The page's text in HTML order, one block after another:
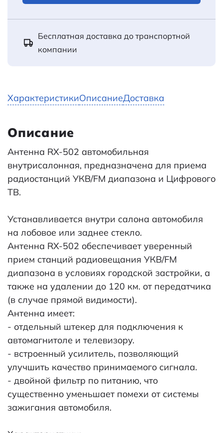
Бесплатная доставка до транспортной
компании
ХарактеристикиОписаниеДоставка
Описание
Антенна RX-502 автомобильная
внутрисалонная, предназначена для приема
радиостанций УКВ/FM диапазона и Цифрового
ТВ.
Устанавливается внутри салона автомобиля
на лобовое или заднее стекло.
Антенна RX-502 обеспечивает уверенный
прием станций радиовещания УКВ/FM
диапазона в условиях городской застройки, а
также на удалении до 120 км. от передатчика
(в случае прямой видимости).
Антенна имеет:
- отдельный штекер для подключения к
автомагнитоле и телевизору.
- встроенный усилитель, позволяющий
улучшить качество принимаемого сигнала.
- двойной фильтр по питанию, что
существенно уменьшает помехи от системы
зажигания автомобиля.